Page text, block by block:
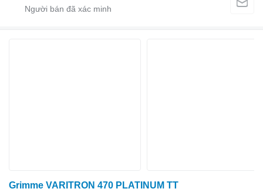
Grimme VARITRON 470 PLATINUM TT